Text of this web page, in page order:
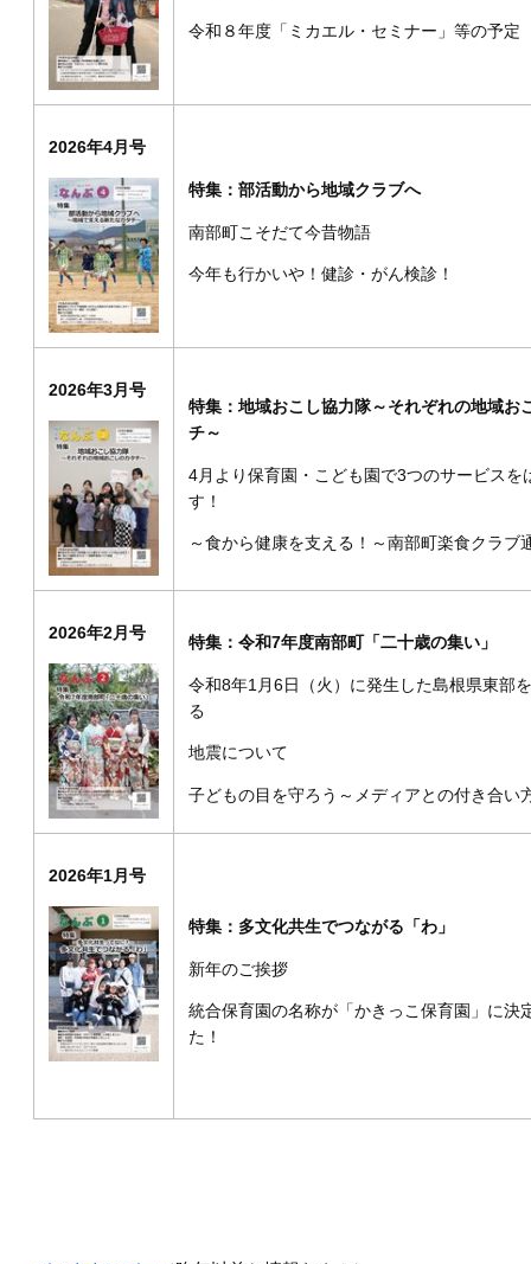
令和８年度「ミカエル・セミナー」等の予定
2026年4月号
特集：部活動から地域クラブへ
南部町こそだて今昔物語
今年も行かいや！健診・がん検診！
2026年3月号
特集：地域おこし協力隊～それぞれの地域お
チ～
4月より保育園・こども園で3つのサービスを
す！
～食から健康を支える！～南部町楽食クラブ
2026年2月号
特集：令和7年度南部町「二十歳の集い」
令和8年1月6日（火）に発生した島根県東部
る
地震について
子どもの目を守ろう～メディアとの付き合い
2026年1月号
特集：多文化共生でつながる「わ」
新年のご挨拶
統合保育園の名称が「かきっこ保育園」に決
た！